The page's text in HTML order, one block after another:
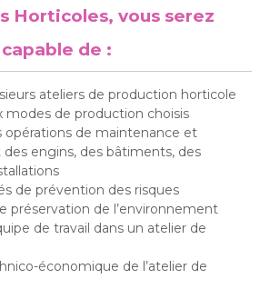
Horticoles, vous serez
capable de :
ateliers de production horticole
de production choisis
opérations de maintenance et
des engins, des bâtiments, des
de prévention des risques
préservation de l’environnement
de travail dans un atelier de
économique de l’atelier de